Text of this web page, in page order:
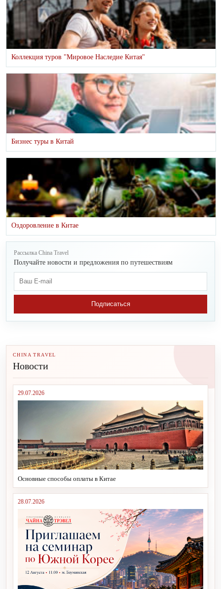
Коллекция туров "Мировое Наследие Китая"
Бизнес туры в Китай
Оздоровление в Китае
Рассылка China Travel
Получайте новости и предложения по путешествиям
Подписаться
CHINA TRAVEL
Новости
29.07.2026
Основные способы оплаты в Китае
28.07.2026